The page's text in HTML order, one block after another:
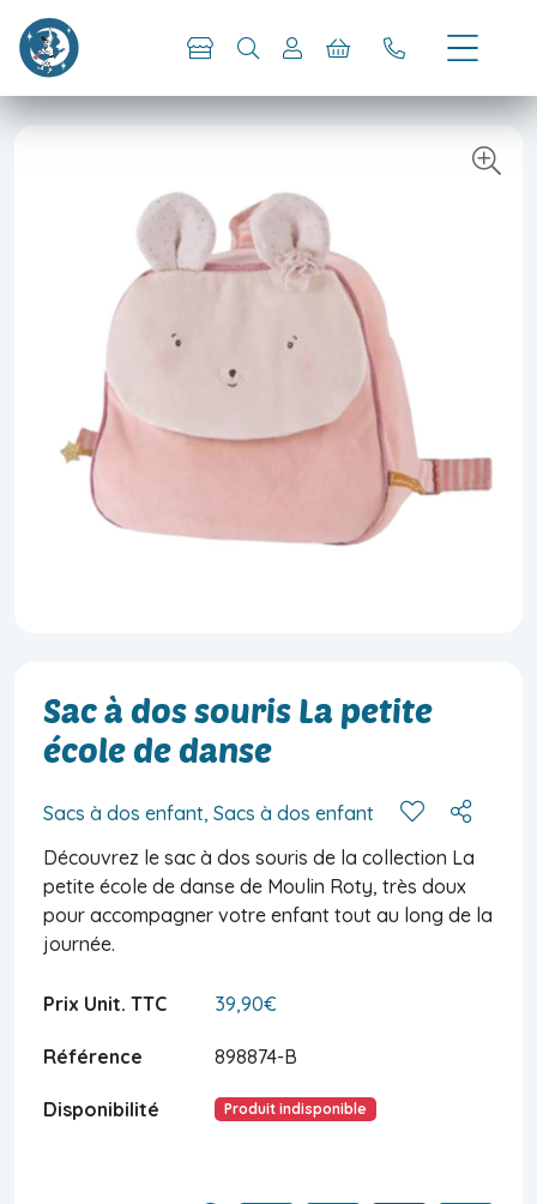
Sac à dos souris La petite
école de danse
Sacs à dos enfant, Sacs à dos enfant
Découvrez le sac à dos souris de la collection La
petite école de danse de Moulin Roty, très doux
pour accompagner votre enfant tout au long de la
journée.
Prix Unit. TTC 39,90€
Référence 898874-B
Disponibilité Produit indisponible